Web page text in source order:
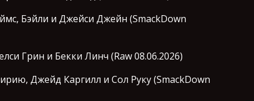
Бэйли и Джейси Джейн (SmackDown
Грин и Бекки Линч (Raw 08.06.2026)
Джейд Каргилл и Сол Руку (SmackDown